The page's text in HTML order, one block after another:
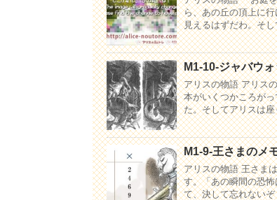
ら、あの丘の頂上に
見えるはずだわ。そ
M1-10-ジャバウ
アリスの物語 アリス
本がいくつかころが
た。そしてアリスは
M1-9-王さまのメ
アリスの物語 王さま
す。「あの瞬間の恐
て、決して忘れない